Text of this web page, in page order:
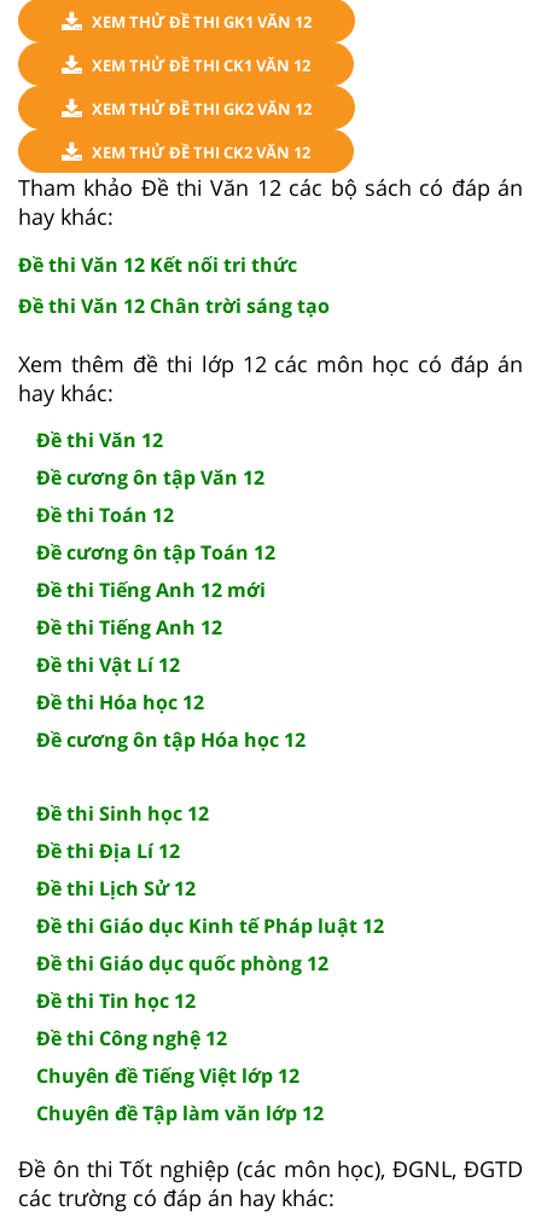
XEM THỬ ĐỀ THI GK1 VĂN 12
XEM THỬ ĐỀ THI CK1 VĂN 12
XEM THỬ ĐỀ THI GK2 VĂN 12
XEM THỬ ĐỀ THI CK2 VĂN 12
Tham khảo Đề thi Văn 12 các bộ sách có đáp án
hay khác:
Đề thi Văn 12 Kết nối tri thức
Đề thi Văn 12 Chân trời sáng tạo
Xem thêm đề thi lớp 12 các môn học có đáp án
hay khác:
Đề thi Văn 12
Đề cương ôn tập Văn 12
Đề thi Toán 12
Đề cương ôn tập Toán 12
Đề thi Tiếng Anh 12 mới
Đề thi Tiếng Anh 12
Đề thi Vật Lí 12
Đề thi Hóa học 12
Đề cương ôn tập Hóa học 12
Đề thi Sinh học 12
Đề thi Địa Lí 12
Đề thi Lịch Sử 12
Đề thi Giáo dục Kinh tế Pháp luật 12
Đề thi Giáo dục quốc phòng 12
Đề thi Tin học 12
Đề thi Công nghệ 12
Chuyên đề Tiếng Việt lớp 12
Chuyên đề Tập làm văn lớp 12
Đề ôn thi Tốt nghiệp (các môn học), ĐGNL, ĐGTD
các trường có đáp án hay khác: